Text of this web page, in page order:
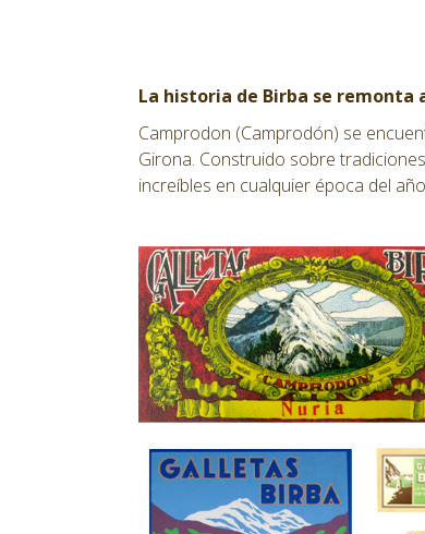
La historia de Birba se remonta
Camprodon (Camprodón) se
Girona. Construido sobre
increíbles en cualquier época del